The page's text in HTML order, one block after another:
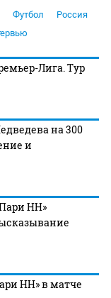
Футбол
Россия
Лига. Тур
на 300
и
НН»
НН» в матче